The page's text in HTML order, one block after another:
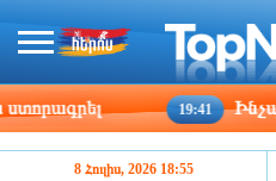
19:41 Ինչպե՞ս
8 Հուլիս, 2026 18:55